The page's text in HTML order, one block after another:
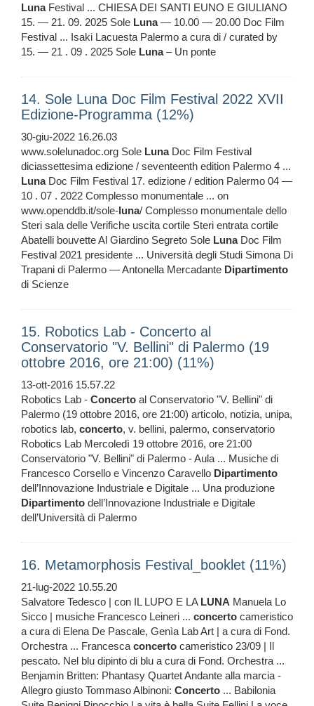
LunaFestival ... CHIESA DEI SANTI EUNO E GIULIANO
15. — 21. 09. 2025 Sole Luna— 10.00 — 20.00 Doc Film
Festival ... Isaki Lacuesta Palermo a cura di / curated by
15. — 21 . 09 . 2025 Sole Luna– Un ponte
14. Sole Luna Doc Film Festival 2022 XVII
Edizione-Programma (12%)
30-giu-2022 16.26.03
www.solelunadoc.org Sole LunaDoc Film Festival
diciassettesima edizione / seventeenth edition Palermo 4 ...
LunaDoc Film Festival 17. edizione / edition Palermo 04 —
10 . 07 . 2022 Complesso monumentale ... on
www.openddb.it/sole-luna/ Complesso monumentale dello
Steri sala delle Verifiche uscita cortile Steri entrata cortile
Abatelli bouvette Al Giardino Segreto Sole LunaDoc Film
Festival 2021 presidente ... Università degli Studi Simona Di
Trapani di Palermo — Antonella Mercadante Dipartimento
di Scienze
15. Robotics Lab - Concerto al
Conservatorio "V. Bellini" di Palermo (19
ottobre 2016, ore 21:00) (11%)
13-ott-2016 15.57.22
Robotics Lab - Concerto al Conservatorio "V. Bellini" di
Palermo (19 ottobre 2016, ore 21:00) articolo, notizia, unipa,
robotics lab, concerto, v. bellini, palermo, conservatorio
Robotics Lab Mercoledì 19 ottobre 2016, ore 21:00
Conservatorio "V. Bellini" di Palermo - Aula ... Musiche di
Francesco Corsello e Vincenzo Caravello Dipartimento
dell’Innovazione Industriale e Digitale ... Una produzione
Dipartimento dell’Innovazione Industriale e Digitale
dell’Università di Palermo
16. Metamorphosis Festival_booklet (11%)
21-lug-2022 10.55.20
Salvatore Tedesco | con IL LUPO E LA LUNA Manuela Lo
Sicco | musiche Francesco Leineri ... concerto cameristico
a cura di Elena De Pascale, Genìa Lab Art | a cura di Fond.
Orchestra ... Francescaconcerto cameristico 23/09 | Il
pescato. Nel blu dipinto di blu a cura di Fond. Orchestra ...
Benjamin Britten: Phantasy Quartet Andante alla marcia -
Allegro giusto Tommaso Albinoni: Concerto ... Babilonia